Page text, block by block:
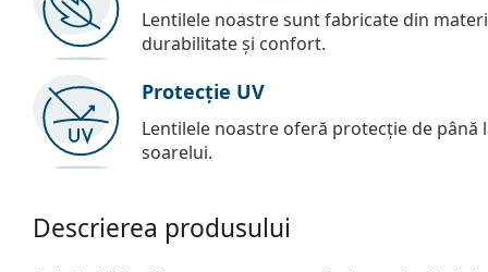
Lentilele noastre sunt fabricate din
durabilitate și confort.
Protecție UV
Lentilele noastre oferă protecție de până
soarelui.
Descrierea produsului